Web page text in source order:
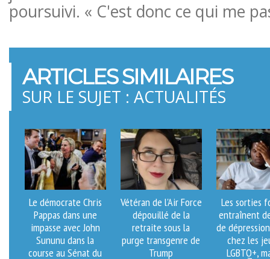
poursuivi. « C'est donc ce qui me
ARTICLES SIMILAIRES
SUR LE SUJET : ACTUALITÉS
Le démocrate Chris
Pappas dans une
impasse avec John
Sununu dans la
course au Sénat du
Vétéran de l'Air Force
dépouillé de la
retraite sous la
purge transgenre de
Trump
Les sorties
entraînent
de
chez les
LGBTQ+,